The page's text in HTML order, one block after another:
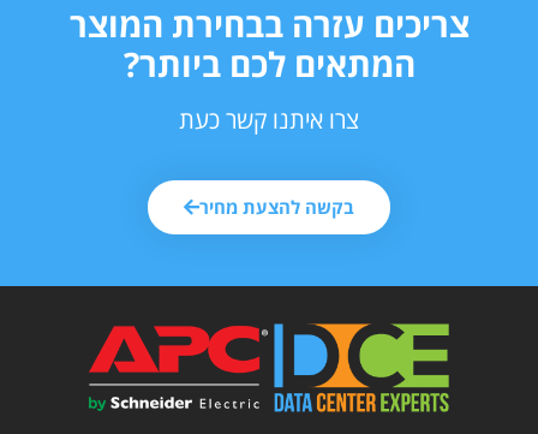
צריכים עזרה בבחירת המוצר
המתאים לכם ביותר?
צרו איתנו קשר כעת
בקשה להצעת מחיר